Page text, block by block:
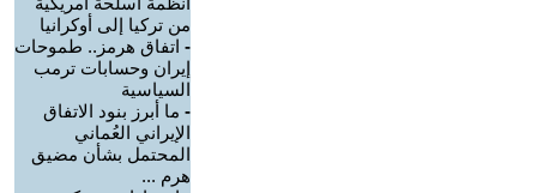
من تركيا إلى أوكرانيا
- اتفاق هرمز.. طموحات
إيران وحسابات ترمب
السياسية
- ما أبرز بنود الاتفاق
الإيراني العُماني
المحتمل بشأن مضيق
هرم ...